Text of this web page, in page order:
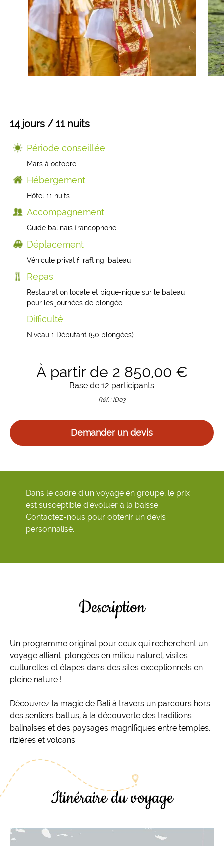
14 jours / 11 nuits
Période conseillée
Mars à octobre
Hébergement
Hôtel 11 nuits
Accompagnement
Guide balinais francophone
Déplacement
Véhicule privatif, rafting, bateau
Repas
Restauration locale et pique-nique sur le bateau
pour les journées de plongée
Difficulté
Niveau 1 Débutant (50 plongées)
À partir de 2 850,00 €
Base de 12 participants
Réf. : ID03
Demander un devis
Dans le cadre d’un voyage en groupe, le prix
est susceptible d’évoluer à la baisse.
Contactez-nous pour obtenir un devis
personnalisé.
Description
Un programme original pour ceux qui recherchent un
voyage alliant plongées en milieu naturel, visites
culturelles et étapes dans des sites exceptionnels en
pleine nature !
Découvrez la magie de Bali à travers un parcours hors
des sentiers battus, à la découverte des traditions
balinaises et des paysages magnifiques entre temples,
rizières et volcans.
Itinéraire du voyage
Mongolie
Laos
Sri Lanka
Cambodge
Birmanie
Finlande
Colombie
Voyages de Noces
Voyages pour jeunes
Voyage insolite